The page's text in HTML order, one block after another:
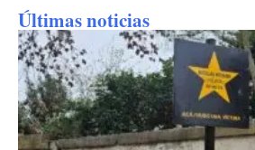
Últimas noticias